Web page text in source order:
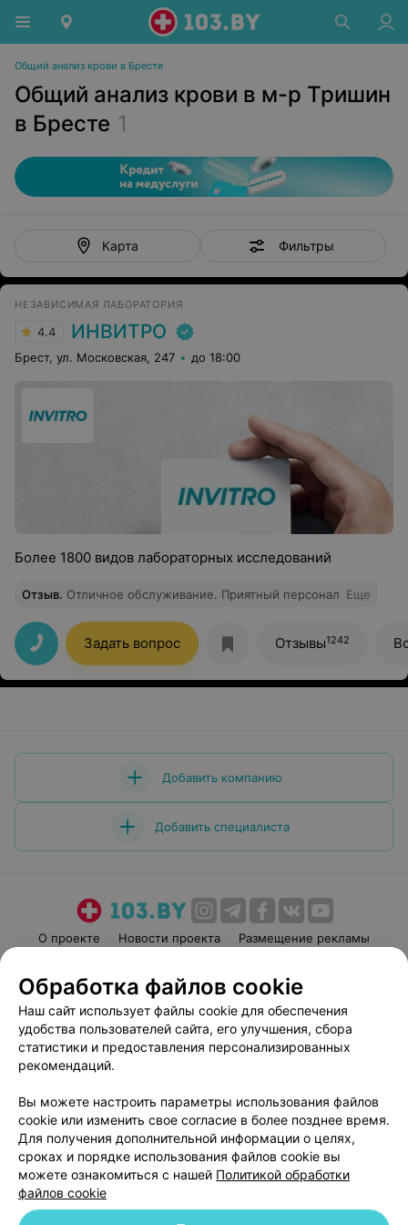
Общий анализ крови в Бресте
Общий анализ крови в м-р Тришин
в Бресте 1
Карта Фильтры
НЕЗАВИСИМАЯ ЛАБОРАТОРИЯ
4.4 ИНВИТРО
Брест, ул. Московская, 247 до 18:00
Более 1800 видов лабораторных исследований
Отзыв. Отличное обслуживание. Приятный персонал Еще
Задать вопрос Отзывы1242
Добавить компанию
Добавить специалиста
О проекте Новости проекта
Размещение рекламы
Пользовательское соглашение
Способы оплаты
Вакансии
Партнеры
Написать руководителю 103.by
Обработка персональных данных
Обработка файлов cookie
Наш сайт использует файлы cookie для обеспечения
удобства пользователей сайта, его улучшения, сбора
статистики и предоставления персонализированных
рекомендаций.
Вы можете настроить параметры использования файлов
cookie или изменить свое согласие в более позднее время.
Для получения дополнительной информации о целях,
сроках и порядке использования файлов cookie вы
можете ознакомиться с нашей Политикой обработки
файлов cookie